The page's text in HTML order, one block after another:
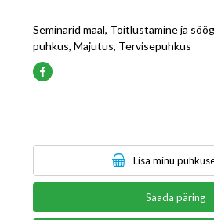
Seminarid maal, Toitlustamine ja
puhkus, Majutus, Tervisepuhkus
Lisa minu
Saada päring